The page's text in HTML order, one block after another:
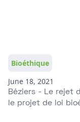
Bioéthique
June 18, 2021
Béziers - Le rejet
le projet de loi